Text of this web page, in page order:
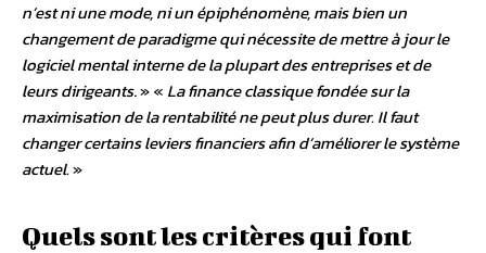
n’est ni une mode, ni un épiphénomène, mais bien un
changement de paradigme qui nécessite de mettre à jour le
logiciel mental interne de la plupart des entreprises et de
leurs dirigeants. » « La finance classique fondée sur la
maximisation de la rentabilité ne peut plus durer. Il faut
changer certains leviers financiers afin d’améliorer le système
actuel.»
Quels sont les critères qui font